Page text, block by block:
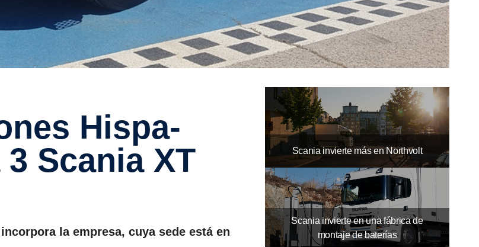
Scania XT
la empresa, cuya sede está en
Scania invierte más en Northvolt
Scania invierte en una fábrica de
montaje de baterías